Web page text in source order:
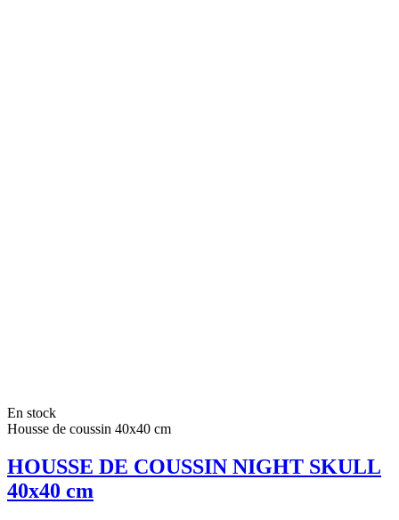
En stock
Housse de coussin 40x40 cm
HOUSSE DE COUSSIN NIGHT SKULL
40x40 cm